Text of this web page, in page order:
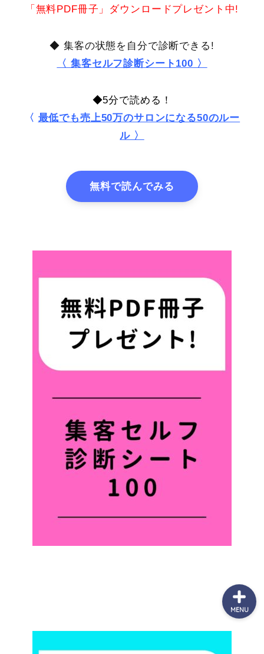
「無料PDF冊子」ダウンロードプレゼント中!
◆ 集客の状態を自分で診断できる!
〈 集客セルフ診断シート100 〉
◆5分で読める！
〈 最低でも売上50万のサロンになる50のルー
ル 〉
無料で読んでみる
MENU
７日間無料メール講座
個別無料相談
（最新）サービス一覧